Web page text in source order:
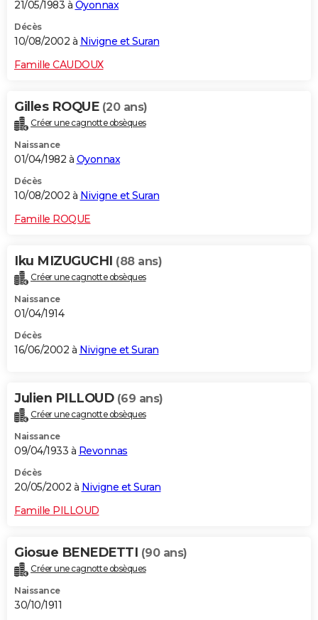
21/05/1983 à Oyonnax
Décès
10/08/2002 à Nivigne et Suran
Famille CAUDOUX
Gilles ROQUE (20 ans)
Créer une cagnotte obsèques
Naissance
01/04/1982 à Oyonnax
Décès
10/08/2002 à Nivigne et Suran
Famille ROQUE
Iku MIZUGUCHI (88 ans)
Créer une cagnotte obsèques
Naissance
01/04/1914
Décès
16/06/2002 à Nivigne et Suran
Julien PILLOUD (69 ans)
Créer une cagnotte obsèques
Naissance
09/04/1933 à Revonnas
Décès
20/05/2002 à Nivigne et Suran
Famille PILLOUD
Giosue BENEDETTI (90 ans)
Créer une cagnotte obsèques
Naissance
30/10/1911